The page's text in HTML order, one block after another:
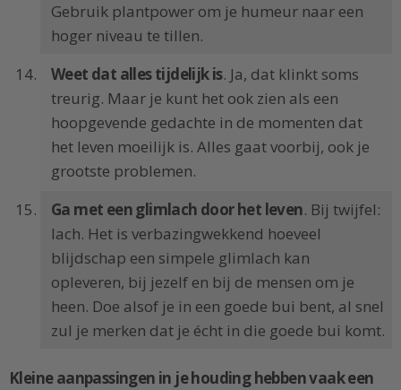
Gebruik plantpower om je humeur naar een
hoger niveau te tillen.
Weet dat alles tijdelijk is. Ja, dat klinkt soms
treurig. Maar je kunt het ook zien als een
hoopgevende gedachte in de momenten dat
het leven moeilijk is. Alles gaat voorbij, ook je
grootste problemen.
Ga met een glimlach door het leven. Bij twijfel:
lach. Het is verbazingwekkend hoeveel
blijdschap een simpele glimlach kan
opleveren, bij jezelf en bij de mensen om je
heen. Doe alsof je in een goede bui bent, al snel
zul je merken dat je écht in die goede bui komt.
Kleine aanpassingen in je houding hebben vaak een